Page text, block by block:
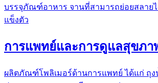
บรรจุภัณฑ์อาหาร จานที่สามารถย่อยสลาย
แข็งตัว
การแพทย์และการดูแลสุขภา
ผลิตภัณฑ์โพลิเมอร์ด้านการแพทย์ ได้แก่ ถุง